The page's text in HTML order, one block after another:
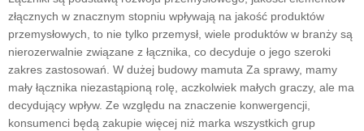
złącznych w znacznym stopniu wpływają na jakość produktów
przemysłowych, to nie tylko przemysł, wiele produktów w branży są
nierozerwalnie związane z łącznika, co decyduje o jego szeroki
zakres zastosowań. W dużej budowy mamuta Za sprawy, mamy
mały łącznika niezastąpioną rolę, aczkolwiek małych graczy, ale ma
decydujący wpływ. Ze względu na znaczenie konwergencji,
konsumenci będą zakupie więcej niż marka wszystkich grup